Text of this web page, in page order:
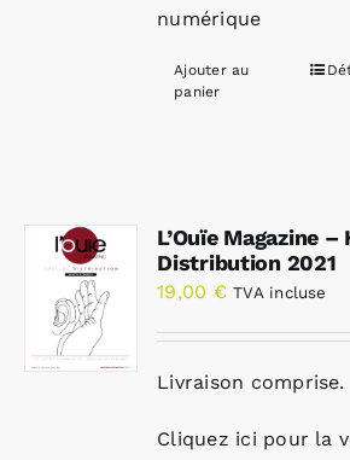
numérique
Ajouter au
panier
L’Ouïe Magazine
Distribution 2021
19,00 € TVA incluse
Livraison comprise.
Cliquez ici pour la